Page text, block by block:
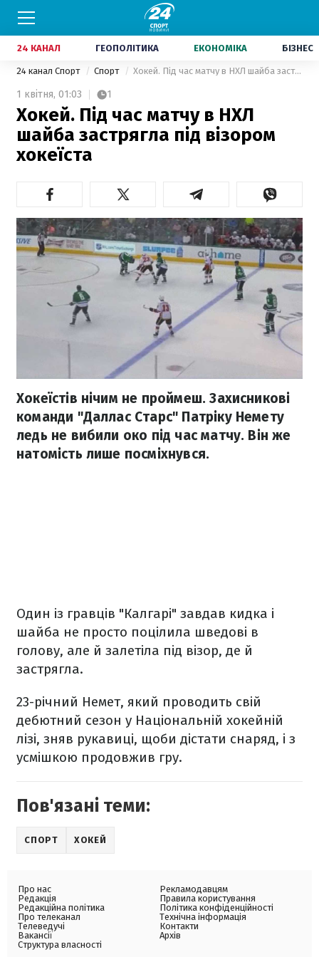
24 КАНАЛ ГЕОПОЛІТИКА ЕКОНОМІКА БІЗНЕС
24 канал Спорт Спорт Хокей. Під час матчу в НХЛ шайба застрягла під візором хокеїста
1 квітня, 01:03 1
Хокей. Під час матчу в НХЛ
шайба застрягла під візором
хокеїста
Хокеїстів нічим не проймеш. Захисникові
команди "Даллас Старс" Патріку Немету
ледь не вибили око під час матчу. Він же
натомість лише посміхнувся.
Один із гравців "Калгарі" завдав кидка і
шайба не просто поцілила шведові в
голову, але й залетіла під візор, де й
застрягла.
23-річний Немет, який проводить свій
дебютний сезон у Національній хокейній
лізі, зняв рукавиці, щоби дістати снаряд, і з
усмішкою продовжив гру.
Пов'язані теми:
СПОРТ ХОКЕЙ
Про нас
Редакція
Редакційна політика
Про телеканал
Телеведучі
Вакансії
Структура власності
Рекламодавцям
Правила користування
Політика конфіденційності
Технічна інформація
Контакти
Архів